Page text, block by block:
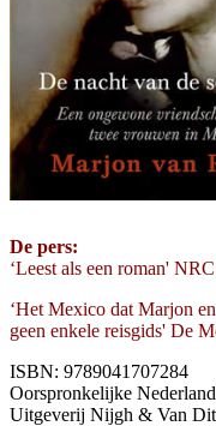
De pers:
‘Leest als een roman'
‘Het Mexico dat Marjon
geen enkele reisgids' De
ISBN: 9789041707284
Oorspronkelijke
Uitgeverij Nijgh & Van